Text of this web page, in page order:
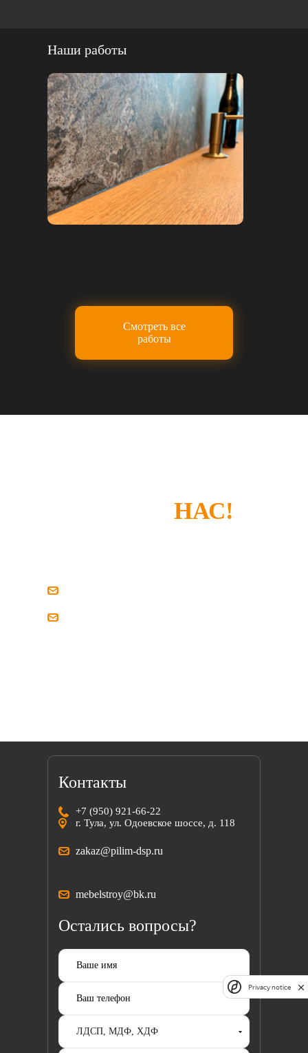
Наши работы
Смотреть все
работы
НАС!
Контакты
+7 (950) 921-66-22
г. Тула, ул. Одоевское шоссе, д. 118
zakaz@pilim-dsp.ru
mebelstroy@bk.ru
Остались вопросы?
Privacy notice